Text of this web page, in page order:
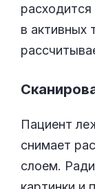
расходится
в активных
Пациент
снимает
слоем.